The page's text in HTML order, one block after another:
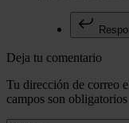
Deja tu comentario
Tu dirección de correo
campos son obligatorios